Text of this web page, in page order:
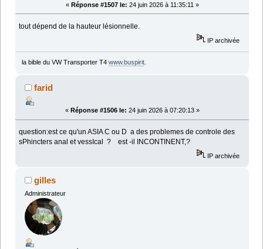
« Réponse #1507 le: 24 juin 2026 à 11:35:11 »
tout dépend de la hauteur lésionnelle.
IP archivée
la bible du VW Transporter T4 www.buspirit.
farid
« Réponse #1506 le: 24 juin 2026 à 07:20:13 »
question:est ce qu'un ASIA C ou D a des problemes de controle des
sPhincters anal et vessIcal ? est -il INCONTINENT,?
IP archivée
gilles
Administrateur